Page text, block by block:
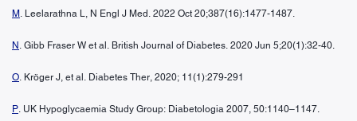
M . Leelarathna L, N Engl J Med. 2022 Oct 20;387(16):1477-1487.
N . Gibb Fraser W et al. British Journal of Diabetes. 2020 Jun 5;20(1):32-40.
O. Kröger J, et al. Diabetes Ther, 2020; 11(1):279-291
P. UK Hypoglycaemia Study Group: Diabetologia 2007, 50:1140–1147.